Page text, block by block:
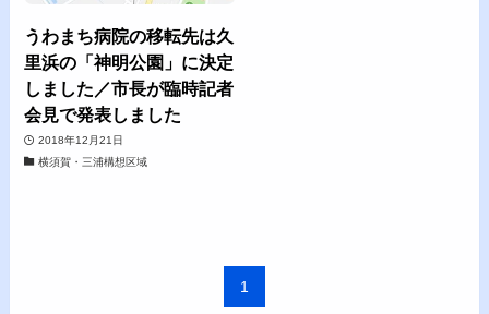
うわまち病院の移転先は久
里浜の「神明公園」に決定
しました／市長が臨時記者
会見で発表しました
2018年12月21日
横須賀・三浦構想区域
1